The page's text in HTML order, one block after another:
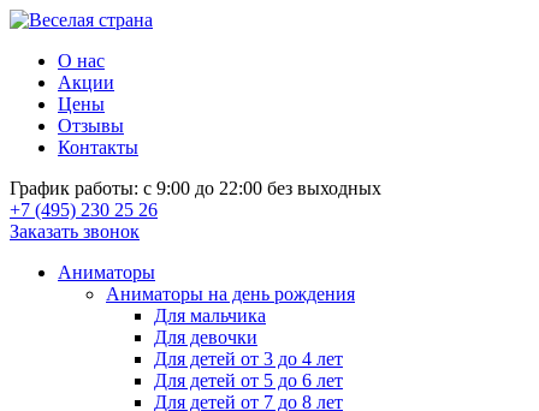
О нас
Акции
Цены
Отзывы
Контакты
График работы: с 9:00 до 22:00 без выходных
+7 (495) 230 25 26
Заказать звонок
Аниматоры
Аниматоры на день рождения
Для мальчика
Для девочки
Для детей от 3 до 4 лет
Для детей от 5 до 6 лет
Для детей от 7 до 8 лет